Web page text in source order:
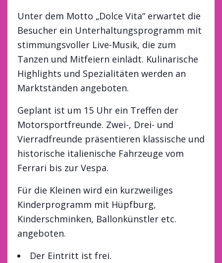
Unter dem Motto „Dolce Vita“ erwartet die
Besucher ein Unterhaltungsprogramm mit
stimmungsvoller Live-Musik, die zum
Tanzen und Mitfeiern einlädt. Kulinarische
Highlights und Spezialitäten werden an
Marktständen angeboten.
Geplant ist um 15 Uhr ein Treffen der
Motorsportfreunde. Zwei-, Drei- und
Vierradfreunde präsentieren klassische und
historische italienische Fahrzeuge vom
Ferrari bis zur Vespa.
Für die Kleinen wird ein kurzweiliges
Kinderprogramm mit Hüpfburg,
Kinderschminken, Ballonkünstler etc.
angeboten.
Der Eintritt ist frei.